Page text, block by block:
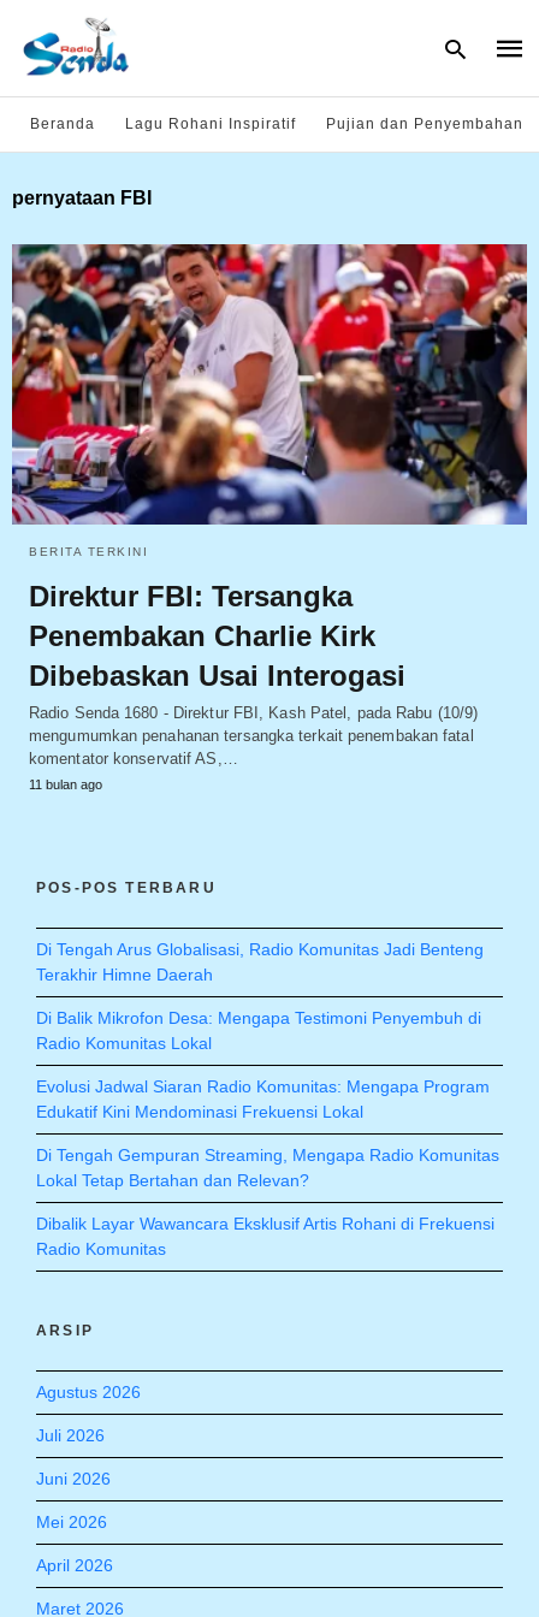
and
hit
Beranda Lagu Rohani Inspiratif Pujian dan Penyembahan
pernyataan FBI
BERITA TERKINI
Direktur FBI: Tersangka
Penembakan Charlie Kirk
Dibebaskan Usai Interogasi
Radio Senda 1680 - Direktur FBI, Kash Patel, pada Rabu (10/9)
mengumumkan penahanan tersangka terkait penembakan fatal
komentator konservatif AS,…
11 bulan ago
POS-POS TERBARU
Di Tengah Arus Globalisasi, Radio Komunitas Jadi Benteng
Terakhir Himne Daerah
Di Balik Mikrofon Desa: Mengapa Testimoni Penyembuh di
Radio Komunitas Lokal
Evolusi Jadwal Siaran Radio Komunitas: Mengapa Program
Edukatif Kini Mendominasi Frekuensi Lokal
Di Tengah Gempuran Streaming, Mengapa Radio Komunitas
Lokal Tetap Bertahan dan Relevan?
Dibalik Layar Wawancara Eksklusif Artis Rohani di Frekuensi
Radio Komunitas
ARSIP
Agustus 2026
Juli 2026
Juni 2026
Mei 2026
April 2026
Maret 2026